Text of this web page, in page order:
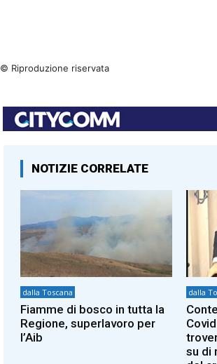
© Riproduzione riservata
NOTIZIE CORRELATE
dalla Toscana
Fiamme di bosco in tutta la
Regione, superlavoro per
l’Aib
dalla
su di